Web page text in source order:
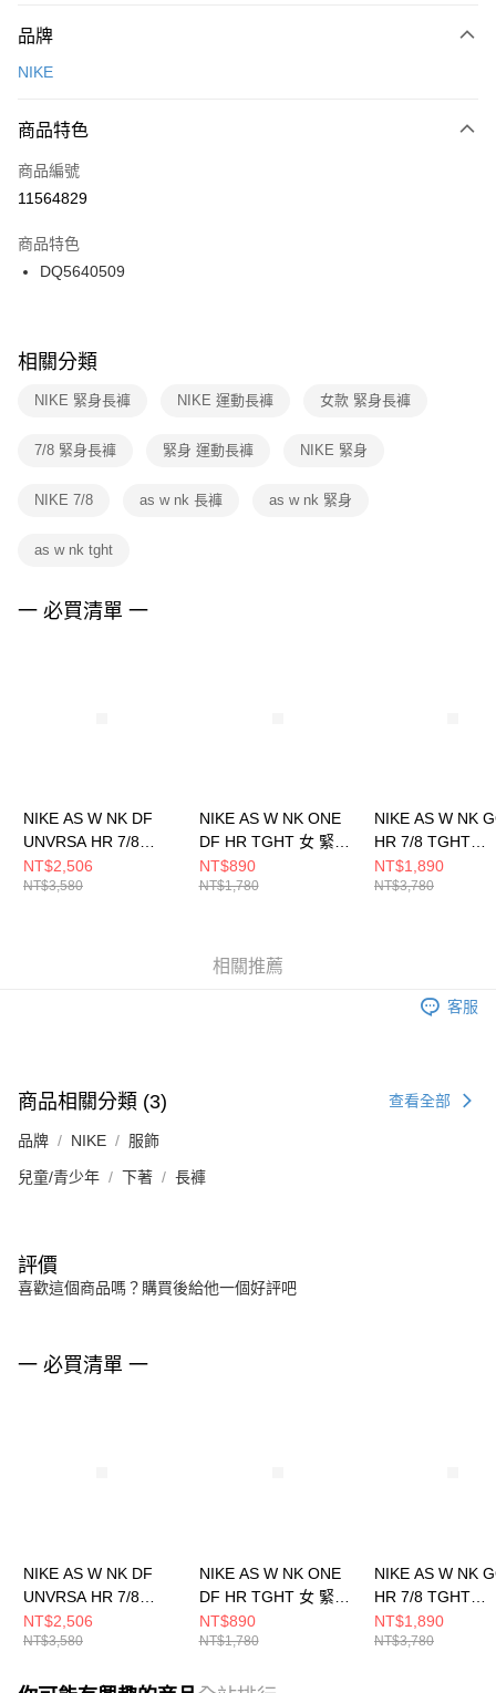
台灣樂天信用卡公司
【關於「AFTEE先享後付」】
便利好安心！
３．安心：先確認商品／服務後，再付款。
【「AFTEE先享後付」結帳流程】
１．於結帳方式選擇「AFTEE先享後付」後，將跳轉至「AFTEE先享後付」
２．訂單成立數日內，您將收到繳費通知簡訊。
３．收到繳費通知簡訊後14天內，點擊此簡訊中的連結，可透過四大超商／
ATM／網路銀行／等多元方式進行付款，方視為交易完成。
※ 交易是否成功請以「AFTEE先享後付 」之結帳頁面顯示為準，若有關於
是否繳費成功／繳費後需取消欲退款等相關疑問，請聯繫「AFTEE先享後付
客戶支援中心」https://netprotections.freshdesk.com/support/home
１．透過由恩沛科技股份有限公司提供之「AFTEE先享後付」服務完成之交
權轉讓予恩沛科技股份有限公司。
３．未成年的使用者請事先徵得法定代理人或監護人之同意方可使用
４．使用「AFTEE先享後付」時，將依據個別帳號之用戶狀況，依本公司即
運送方式
每筆NT$100，滿NT$1,500(含以上)免運費
宅配
每筆NT$100，滿NT$1,500(含以上)免運費
付款後門市自取
每筆NT$100，滿NT$1,500(含以上)免運費
品牌
NIKE
商品特色
商品編號
11564829
商品特色
DQ5640509
相關分類
NIKE 緊身長褲 NIKE 運動長褲 女款 緊身長褲
7/8 緊身長褲 緊身 運動長褲 NIKE 緊身
NIKE 7/8 as w nk 長褲 as w nk 緊身
as w nk tght
一 必買清單 一
NIKE AS W NK DF
UNVRSA HR 7/8
TGHT 女 緊身長褲
HQ6814010
NT$2,506
NT$3,580
NIKE AS W NK ONE
DF HR TGHT 女 緊身
長褲 DM7279010
NT$890
NT$1,780
NIKE AS W NK
HR 7/8 TGHT
RFLCTV 女 緊身
FZ0006010
NT$1,890
NT$3,780
相關推薦
客服
商品相關分類 (3) 查看全部
品牌 NIKE 服飾
兒童/青少年 下著 長褲
評價
喜歡這個商品嗎？購買後給他一個好評吧
一 必買清單 一
NIKE AS W NK DF
UNVRSA HR 7/8
TGHT 女 緊身長褲
HQ6814010
NT$2,506
NT$3,580
NIKE AS W NK ONE
DF HR TGHT 女 緊身
長褲 DM7279010
NT$890
NT$1,780
NIKE AS W NK
HR 7/8 TGHT
RFLCTV 女 緊身
FZ0006010
NT$1,890
NT$3,780